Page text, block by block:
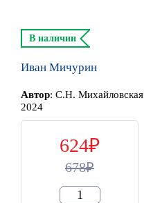
В наличии
Иван Мичурин
Автор: С.Н. Михайловская
2024
624
678